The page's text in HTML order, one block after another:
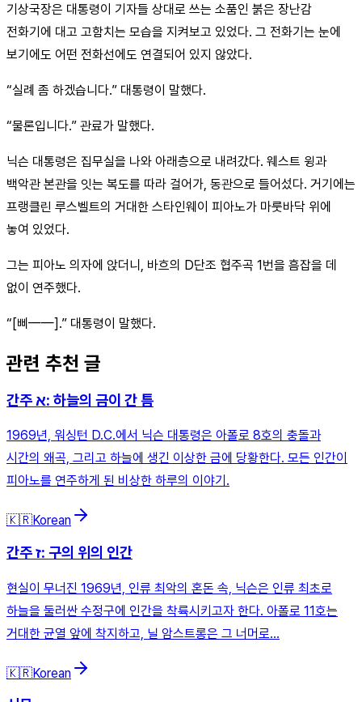
기상국장은 대통령이 기자들 상대로 쓰는 소품인 붉은 장난감
전화기에 대고 고함치는 모습을 지켜보고 있었다. 그 전화기는 눈에
보기에도 어떤 전화선에도 연결되어 있지 않았다.
“실례 좀 하겠습니다.” 대통령이 말했다.
“물론입니다.” 관료가 말했다.
닉슨 대통령은 집무실을 나와 아래층으로 내려갔다. 웨스트 윙과
백악관 본관을 잇는 복도를 따라 걸어가, 동관으로 들어섰다. 거기에는
프랭클린 루스벨트의 거대한 스타인웨이 피아노가 마룻바닥 위에
놓여 있었다.
그는 피아노 의자에 앉더니, 바흐의 D단조 협주곡 1번을 흠잡을 데
없이 연주했다.
“[삐——].” 대통령이 말했다.
관련 추천 글
간주 א: 하늘의 금이 간 틈
1969년, 워싱턴 D.C.에서 닉슨 대통령은 아폴로 8호의 충돌과
시간의 왜곡, 그리고 하늘에 생긴 이상한 금에 당황한다. 모든 인간이
피아노를 연주하게 된 비상한 하루의 이야기.
🇰🇷Korean
간주 ז: 구의 위의 인간
현실이 무너진 1969년, 인류 최악의 혼돈 속, 닉슨은 인류 최초로
하늘을 둘러싼 수정구에 인간을 착륙시키고자 한다. 아폴로 11호는
거대한 균열 앞에 착지하고, 닐 암스트롱은 그 너머로…
🇰🇷Korean